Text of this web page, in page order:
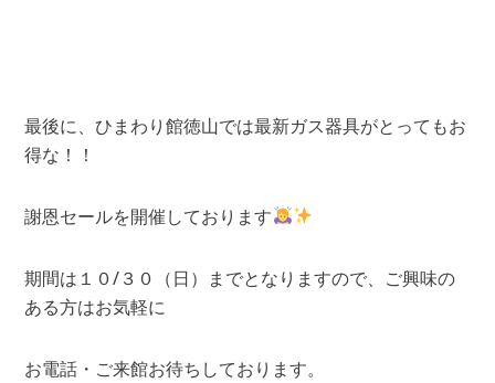
最後に、ひまわり館徳山では最新ガス器具がとってもお
得な！！
謝恩セールを開催しております
期間は１０/３０（日）までとなりますので、ご興味の
ある方はお気軽に
お電話・ご来館お待ちしております。